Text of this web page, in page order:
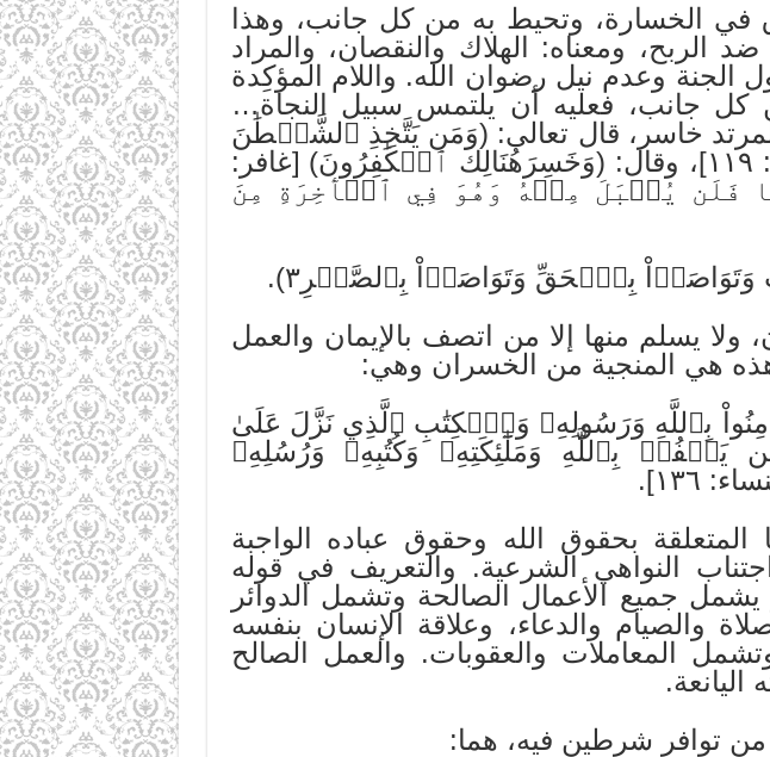
في الخسارة، وتحيط به من كل جانب، وهذا
ومعناه: الهلاك والنقصان، والمراد
وعدم نيل رضوان الله. واللام المؤكِدة
جانب، فعليه أن يلتمس سبيل النجاة…
خاسر، قال تعالى: (وَمَن يَتَّخِذِ ٱلشَّيۡطَٰنَ
وَلِيّٗا مِّن دُونِ ٱللَّهِ فَقَدۡ خَسِرَ خُسۡرَانٗا مُّبِينٗا) [النساء: ١١٩]، وقال: (وَخَسِرَهُنَالِكَ ٱلۡكَٰفِرُونَ) [غافر:
فَلَن يُقۡبَلَ مِنۡهُ وَهُوَ فِي ٱلۡأٓخِرَةِ مِنَ
يسلم منها إلا من اتصف بالإيمان والعمل
هذه هي المنجية من الخسران وهي:
ءَامِنُواْ بِٱللَّهِ وَرَسُولِهِۦ وَٱلۡكِتَٰبِ ٱلَّذِي نَزَّلَ عَلَىٰ
بِٱللَّهِ وَمَلَٰٓئِكَتِهِۦ وَكُتُبِهِۦ وَرُسُلِهِۦ
بحقوق الله وحقوق عباده الواجبة
النواهي الشرعية. والتعريف في قوله
جميع الأعمال الصالحة وتشمل الدوائر
والصيام والدعاء، وعلاقة الإنسان بنفسه
المعاملات والعقوبات. والعمل الصالح
من توافر شرطين فيه، هما: